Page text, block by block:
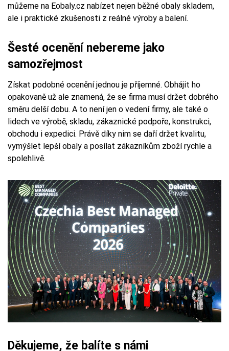
můžeme na Eobaly.cz nabízet nejen běžné obaly skladem,
ale i praktické zkušenosti z reálné výroby a balení.
Šesté ocenění nebereme jako
samozřejmost
Získat podobné ocenění jednou je příjemné. Obhájit ho
opakovaně už ale znamená, že se firma musí držet dobrého
směru delší dobu. A to není jen o vedení firmy, ale také o
lidech ve výrobě, skladu, zákaznické podpoře, konstrukci,
obchodu i expedici. Právě díky nim se daří držet kvalitu,
vymýšlet lepší obaly a posílat zákazníkům zboží rychle a
spolehlivě.
Děkujeme, že balíte s námi